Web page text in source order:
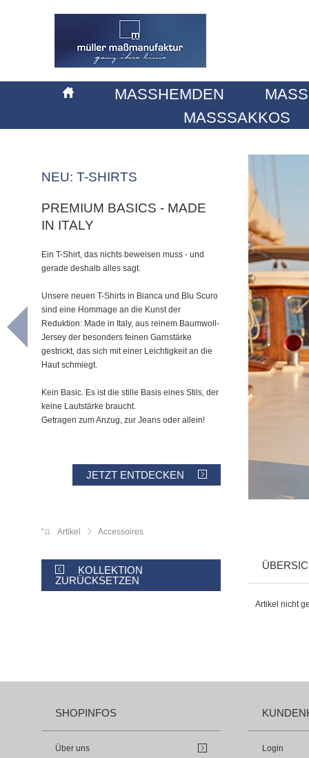
MASSHEMDEN
MASSSAKKOS
NEU: T-SHIRTS
PREMIUM BASICS - MADE
IN ITALY
Ein T-Shirt, das nichts beweisen muss - und
gerade deshalb alles sagt.
Unsere neuen T-Shirts in Bianca und Blu Scuro
sind eine Hommage an die Kunst der
Reduktion: Made in Italy, aus reinem Baumwoll-
Jersey der besonders feinen Garnstärke
gestrickt, das sich mit einer Leichtigkeit an die
Haut schmiegt.
Kein Basic. Es ist die stille Basis eines Stils, der
keine Lautstärke braucht.
Getragen zum Anzug, zur Jeans oder allein!
JETZT ENTDECKEN
Artikel Accessoires
KOLLEKTION
ZURÜCKSETZEN
Artikel nicht
SHOPINFOS
Über uns
Login